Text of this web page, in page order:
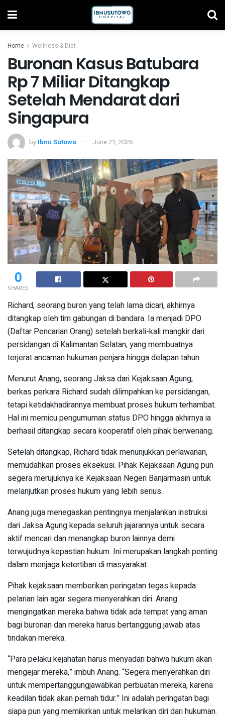
Home Wellness & Diet
Buronan Kasus Batubara
Rp 7 Miliar Ditangkap
Setelah Mendarat dari
Singapura
by Ibnu Sutowo June 21, 2026
0
SHARES
Richard, seorang buron yang telah lama dicari, akhirnya
ditangkap oleh tim gabungan di bandara. Ia menjadi DPO
(Daftar Pencarian Orang) setelah berkali-kali mangkir dari
persidangan di Kalimantan Selatan, yang membuatnya
terjerat ancaman hukuman penjara hingga delapan tahun.
Menurut Anang, seorang Jaksa dari Kejaksaan Agung,
berkas perkara Richard sudah dilimpahkan ke persidangan,
tetapi ketidakhadirannya membuat proses hukum terhambat.
Hal ini memicu pengumuman status DPO hingga akhirnya ia
berhasil ditangkap secara kooperatif oleh pihak berwenang.
Setelah ditangkap, Richard tidak menunjukkan perlawanan,
memudahkan proses eksekusi. Pihak Kejaksaan Agung pun
segera merujuknya ke Kejaksaan Negeri Banjarmasin untuk
melanjutkan proses hukum yang lebih serius.
Anang juga menegaskan pentingnya menjalankan instruksi
dari Jaksa Agung kepada seluruh jajarannya untuk secara
aktif mencari dan menangkap buron lainnya demi
terwujudnya kepastian hukum. Ini merupakan langkah penting
dalam menjaga ketertiban di masyarakat.
Pihak kejaksaan memberikan peringatan tegas kepada
pelarian lain agar segera menyerahkan diri. Anang
mengingatkan mereka bahwa tidak ada tempat yang aman
bagi buronan dan mereka harus bertanggung jawab atas
tindakan mereka.
“Para pelaku kejahatan harus menyadari bahwa hukum akan
mengejar mereka,” imbuh Anang. “Segera menyerahkan diri
untuk mempertanggungjawabkan perbuatan mereka, karena
keadilan tidak akan pernah tidur.” Ini adalah peringatan bagi
siapa pun yang memikirkan untuk melarikan diri dari hukuman.